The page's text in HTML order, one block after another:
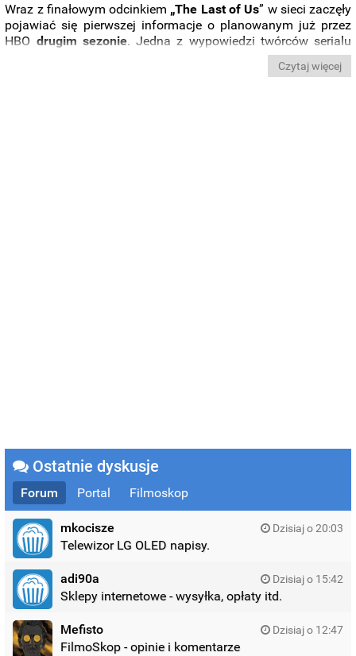
Wraz z finałowym odcinkiem „The Last of Us” w sieci zaczęły
pojawiać się pierwszej informacje o planowanym już przez
HBO drugim sezonie. Jedna z wypowiedzi twórców serialu
nie zdoła pomieścić
Czytaj więcej
Ostatnie dyskusje
Forum Portal Filmoskop
mkocisze Dzisiaj o 20:03
Telewizor LG OLED napisy.
adi90a Dzisiaj o 15:42
Sklepy internetowe - wysyłka, opłaty itd.
Mefisto Dzisiaj o 12:47
FilmoSkop - opinie i komentarze